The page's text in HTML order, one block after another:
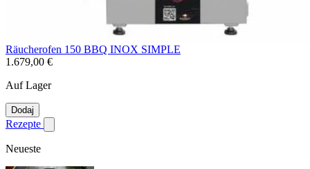
Räucherofen 150 BBQ INOX SIMPLE
1.679,00 €
Auf Lager
Dodaj
Rezepte
Untermenü für Rezepte anzeigen
Neueste